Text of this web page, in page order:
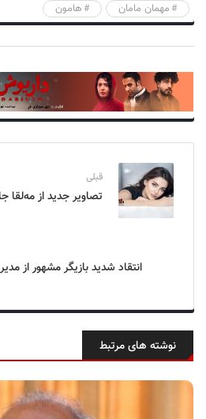
مهمان مامان
هامون
قبلی
تصاویر جدید از مه‌لقا
انتقاد شدید بازیگر مشهور از
نوشته های مرتبط